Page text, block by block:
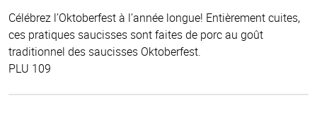
Célébrez l’Oktoberfest à l’année longue! Entièrement cuites,
ces pratiques saucisses sont faites de porc au goût
traditionnel des saucisses Oktoberfest.
PLU 109